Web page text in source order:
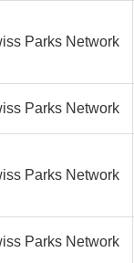
Parks Network
Parks Network
Parks Network
Parks Network